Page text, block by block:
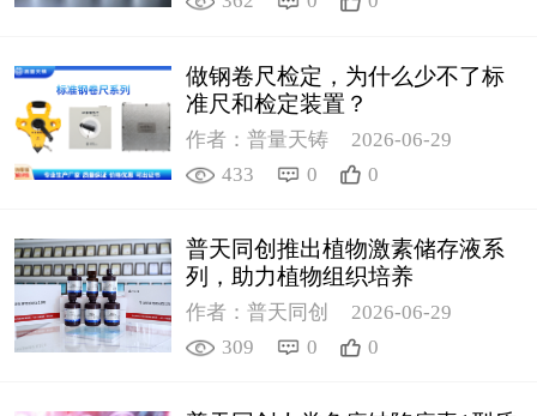
做钢卷尺检定，为什么少不了标
准尺和检定装置？
作者：普量天铸
2026-06-29
433
0 0
普天同创推出植物激素储存液系
列，助力植物组织培养
作者：普天同创
2026-06-29
309
0 0